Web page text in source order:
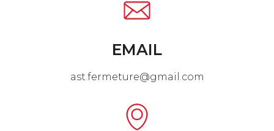
EMAIL
ast.fermeture@gmail.com